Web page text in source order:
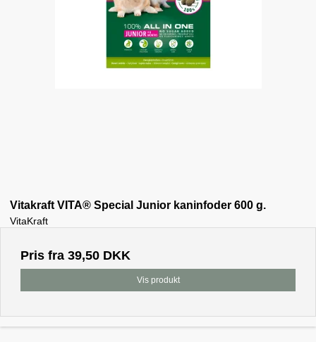
Vitakraft VITA® Special Junior kaninfoder 600 g.
VitaKraft
Pris fra 39,50 DKK
Vis produkt